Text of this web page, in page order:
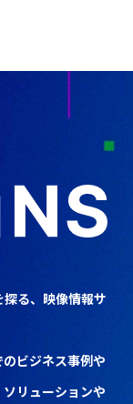
る、映像情報サ
ビジネス事例や
リューションや